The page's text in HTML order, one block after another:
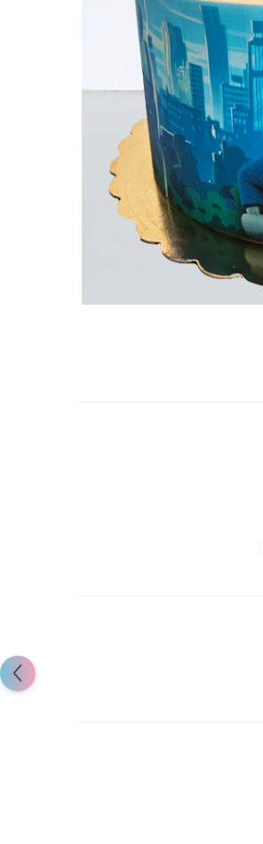
Torturi in frosting- crema pentru
Tortulețe 1.7 kg - 2 kg